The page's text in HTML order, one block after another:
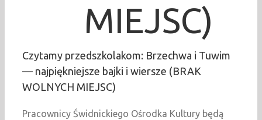
MIEJSC)
Czytamy przedszkolakom: Brzechwa i Tuwim
— najpiękniejsze bajki i wiersze (BRAK
WOLNYCH MIEJSC)
Pracownicy Świdnickiego Ośrodka Kultury będą